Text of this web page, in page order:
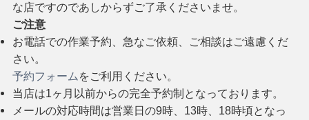
な店ですのであしからずご了承くださいませ。
ご注意
お電話での作業予約、急なご依頼、ご相談はご遠慮くだ
さい。
予約フォーム をご利用ください。
当店は1ヶ月以前からの完全予約制となっております。
メールの対応時間は営業日の9時、13時、18時頃となっ